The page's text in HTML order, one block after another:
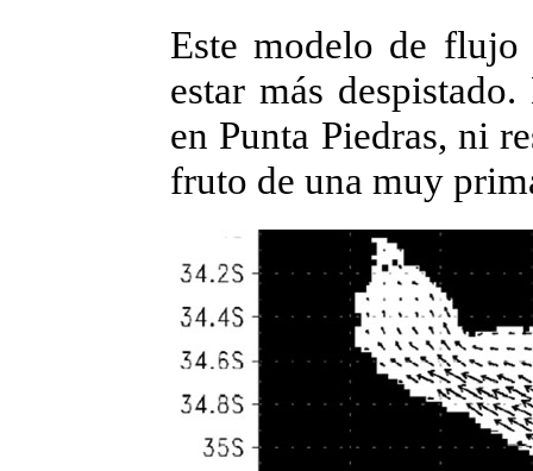
Este modelo de
estar más
en Punta Piedras, ni
fruto de una muy